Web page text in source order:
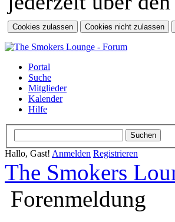
Portal
Suche
Mitglieder
Kalender
Hilfe
Hallo, Gast! Anmelden Registrieren
The Smokers
Forenmeldung